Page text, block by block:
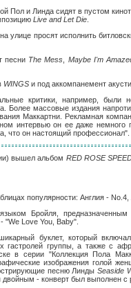
Пол и Линда сидят в пустом
Live and Let Die.
улице просят исполнить
песни The Mess Maybe I'm
WINGSи под аккомпанемент
критики, например, были
Более массовые издания
Маккартни. Рекламная
интервью он ее даже немного
что он настоящий профессионал".
вышел альбом RED ROSE
популярности: Англия - No.4,
Бройля,
Love You, Baby".
буклет, который
гастролей группы, а также с
в серии "Коллекция Пола
изображения голой
песню Линды Seaside
- конверт был выполнен с